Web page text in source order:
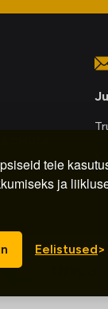
teie
ja
Eelistused